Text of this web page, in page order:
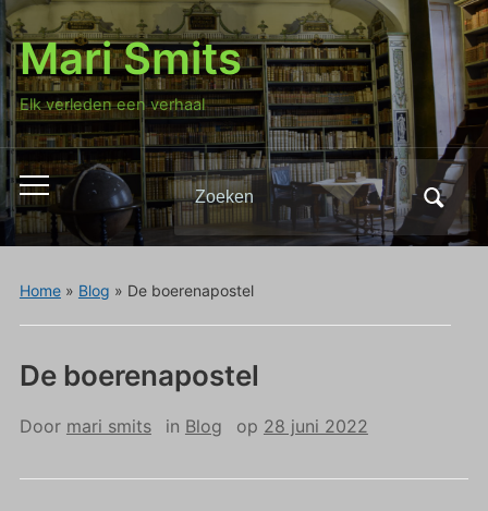
Mari Smits
Elk verleden een verhaal
Toggle
mobiel
menu
Zoeken
naar:
Home» Blog » De boerenapostel
De boerenapostel
Door mari smits in Blog op 28 juni 2022